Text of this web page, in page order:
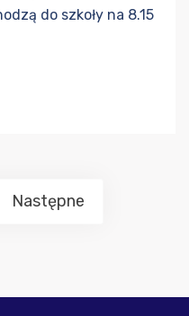
do szkoły na 8.15
Następne